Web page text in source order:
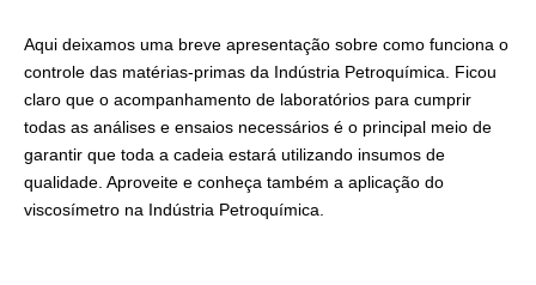
Aqui deixamos uma breve apresentação sobre como funciona o
controle das matérias-primas da Indústria Petroquímica. Ficou
claro que o acompanhamento de laboratórios para cumprir
todas as análises e ensaios necessários é o principal meio de
garantir que toda a cadeia estará utilizando insumos de
qualidade. Aproveite e conheça também a aplicação do
viscosímetro na Indústria Petroquímica.